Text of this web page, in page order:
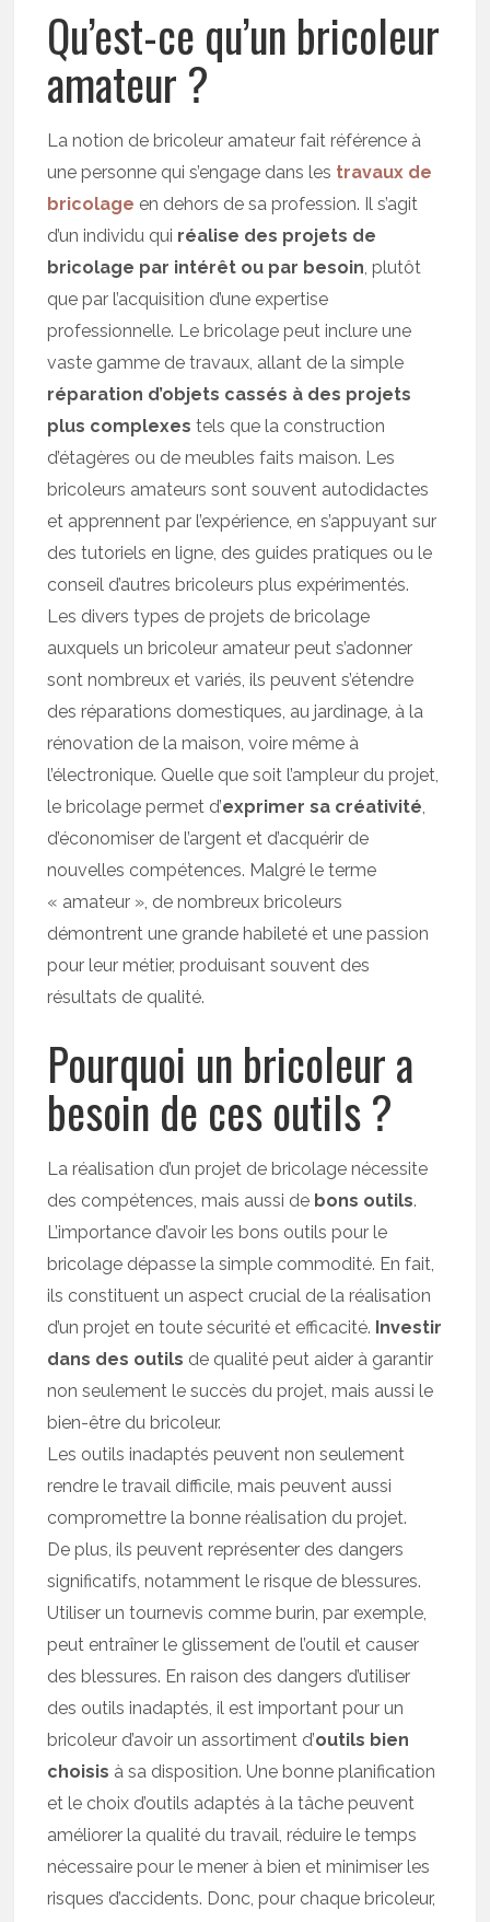
Qu’est-ce qu’un bricoleur
amateur ?
La notion de bricoleur amateur fait référence à
une personne qui s’engage dans les travaux de
bricolage en dehors de sa profession. Il s’agit
d’un individu qui réalise des projets de
bricolage par intérêt ou par besoin , plutôt
que par l’acquisition d’une expertise
professionnelle. Le bricolage peut inclure une
vaste gamme de travaux, allant de la simple
réparation d’objets cassés à des projets
plus complexes tels que la construction
d’étagères ou de meubles faits maison. Les
bricoleurs amateurs sont souvent autodidactes
et apprennent par l’expérience, en s’appuyant sur
des tutoriels en ligne, des guides pratiques ou le
conseil d’autres bricoleurs plus expérimentés.
Les divers types de projets de bricolage
auxquels un bricoleur amateur peut s’adonner
sont nombreux et variés, ils peuvent s’étendre
des réparations domestiques, au jardinage, à la
rénovation de la maison, voire même à
l’électronique. Quelle que soit l’ampleur du projet,
le bricolage permet d’exprimer sa créativité
d’économiser de l’argent et d’acquérir de
nouvelles compétences. Malgré le terme
« amateur », de nombreux bricoleurs
démontrent une grande habileté et une passion
pour leur métier, produisant souvent des
résultats de qualité.
Pourquoi un bricoleur a
besoin de ces outils ?
La réalisation d’un projet de bricolage nécessite
des compétences, mais aussi de bons outils.
L’importance d’avoir les bons outils pour le
bricolage dépasse la simple commodité. En fait,
ils constituent un aspect crucial de la réalisation
d’un projet en toute sécurité et efficacité. Investir
dans des outils de qualité peut aider à garantir
non seulement le succès du projet, mais aussi le
bien-être du bricoleur.
Les outils inadaptés peuvent non seulement
rendre le travail difficile, mais peuvent aussi
compromettre la bonne réalisation du projet.
De plus, ils peuvent représenter des dangers
significatifs, notamment le risque de blessures.
Utiliser un tournevis comme burin, par exemple,
peut entraîner le glissement de l’outil et causer
des blessures. En raison des dangers d’utiliser
des outils inadaptés, il est important pour un
bricoleur d’avoir un assortiment d’outils bien
choisis à sa disposition. Une bonne planification
et le choix d’outils adaptés à la tâche peuvent
améliorer la qualité du travail, réduire le temps
nécessaire pour le mener à bien et minimiser les
risques d’accidents. Donc, pour chaque bricoleur,